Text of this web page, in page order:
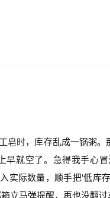
皂时，库存乱成一锅粥
早就空了。急得我手心
实际数量，顺手把‘低库
立马弹提醒，再也没翻过